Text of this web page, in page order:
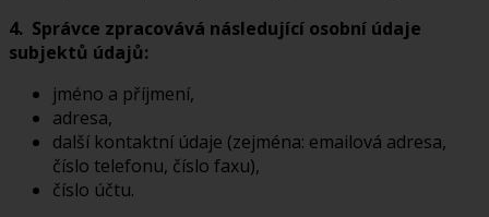
4. Správce zpracovává následující osobní údaje
subjektů údajů:
jméno a příjmení,
adresa,
další kontaktní údaje (zejména: emailová adresa,
číslo telefonu, číslo faxu),
číslo účtu.